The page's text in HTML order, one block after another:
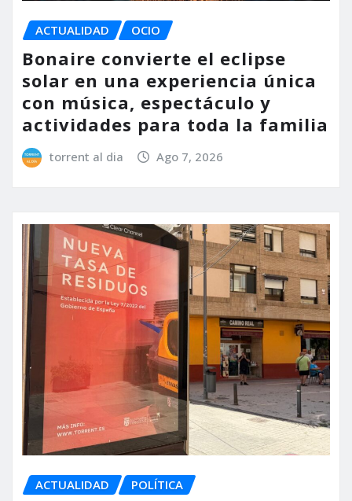
ACTUALIDAD OCIO
Bonaire convierte el eclipse
solar en una experiencia única
con música, espectáculo y
actividades para toda la familia
torrent al dia Ago 7, 2026
ACTUALIDAD POLÍTICA